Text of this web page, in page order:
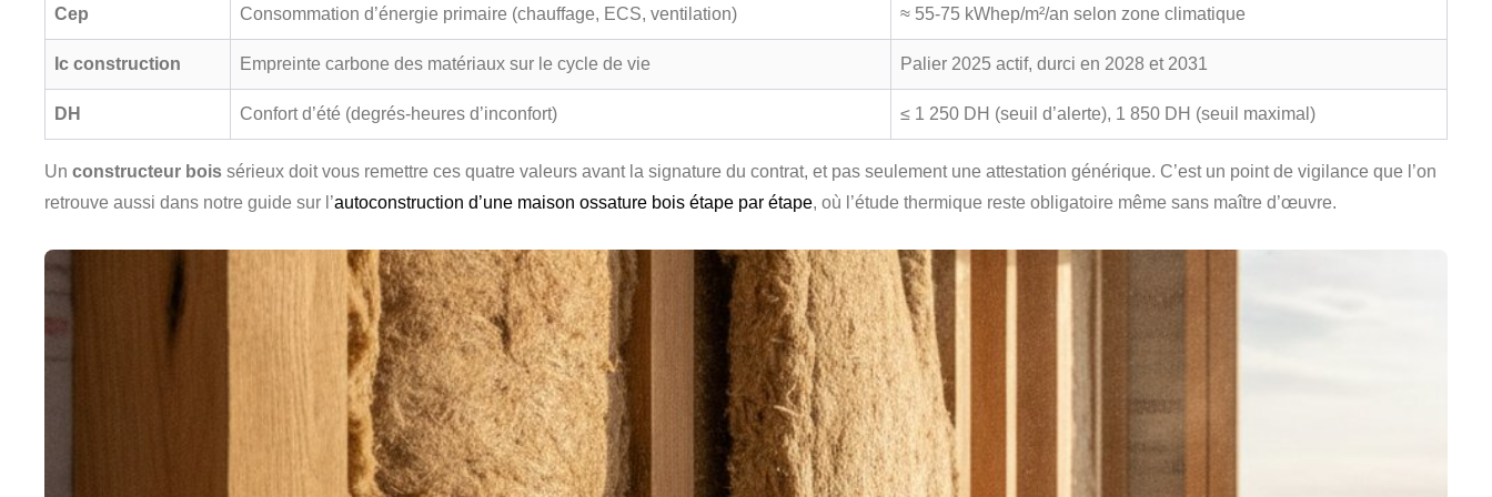
Cep Consommation d’énergie primaire (chauffage, ECS, ventilation) ≈ 55-75 kWhep/m²/an selon zone climatique
Ic construction Empreinte carbone des matériaux sur le cycle de vie Palier 2025 actif, durci en 2028 et 2031
DH Confort d’été (degrés-heures d’inconfort) ≤ 1 250 DH (seuil d’alerte), 1 850 DH (seuil maximal)
Un constructeur bois sérieux doit vous remettre ces quatre valeurs avant la signature du contrat, et pas seulement une attestation générique. C’est un point de vigilance que l’on
retrouve aussi dans notre guide sur l’autoconstruction d’une maison ossature bois étape par étape, où l’étude thermique reste obligatoire même sans maître d’œuvre.